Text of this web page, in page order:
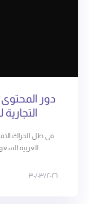
دور المحتوى
٣٠/٠٣/٢٠٢٦
في ظل الحراك
العربية